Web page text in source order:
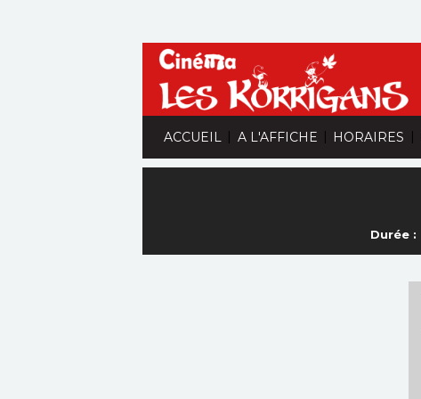
ACCUEIL | A L'AFFICHE | HORAIRES |
Durée :